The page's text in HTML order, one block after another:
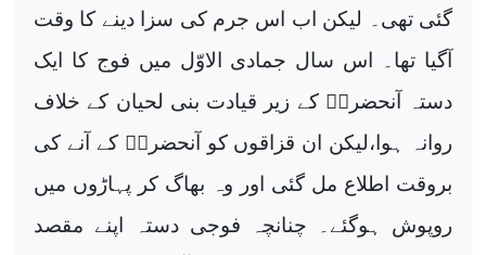
گئی تھی۔ لیکن اب اس جرم کی سزا دینے کا وقت
آگیا تھا۔ اس سال جمادی الاوّل میں فوج کا ایک
دستہ آنحضرتؐ کے زیر قیادت بنی لحیان کے خلاف
روانہ ہوا،لیکن ان قزاقوں کو آنحضرتؐ کے آنے کی
بروقت اطلاع مل گئی اور وہ بھاگ کر پہاڑوں میں
روپوش ہوگئے۔ چنانچہ فوجی دستہ اپنے مقصد